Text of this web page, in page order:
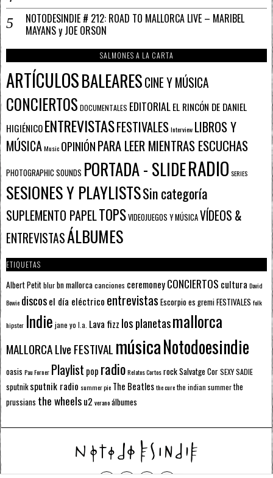
NOTODESINDIE # 212: ROAD TO MALLORCA LIVE – MARIBEL
MAYANS y JOE ORSON
SALMONES A LA CARTA
ARTÍCULOSBALEARESCINE Y MÚSICA
CONCIERTOS DOCUMENTALES EDITORIALEL RINCÓN DE DANIEL
HIGIÉNICOENTREVISTASFESTIVALESInterview LIBROS Y
MÚSICAMusic OPINIÓNPARA LEER MIENTRAS ESCUCHAS
PHOTOGRAPHIC SOUNDS PORTADA - SLIDERADIO SERIES
SESIONES Y PLAYLISTSSin categoría
SUPLEMENTO PAPELTOPSVIDEOJUEGOS Y MÚSICAVÍDEOS &
ENTREVISTASÁLBUMES
ETIQUETAS
Albert Petitblurbn mallorcacanciones ceremoneyCONCIERTOS cultura David
Bowie discosel día eléctrico entrevistas Escorpioes gremiFESTIVALES folk
hipster Indie jane yo l.a. Lava fizz los planetasmallorca
MALLORCA LIve FESTIVAL músicaNotodoesindie
oasis Pau Forner Playlist pop radioRelatos CortosrockSalvatge CorSEXY SADIE
sputnik sputnik radio summer pie The Beatlesthe curethe indian summerthe
prussians the wheelsu2 veranoálbumes